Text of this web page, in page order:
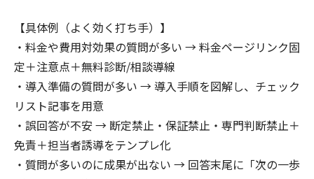
【具体例（よく効く打ち手）】
・料金や費用対効果の質問が多い → 料金ページリンク固
定＋注意点＋無料診断/相談導線
・導入準備の質問が多い → 導入手順を図解し、チェック
リスト記事を用意
・誤回答が不安 → 断定禁止・保証禁止・専門判断禁止＋
免責＋担当者誘導をテンプレ化
・質問が多いのに成果が出ない → 回答末尾に「次の一歩